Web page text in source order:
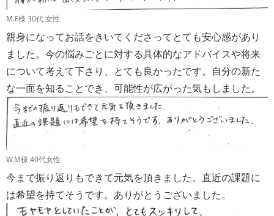
M.F様 30代 女性
親身になってお話をきいてくださってとても安心感があり
ました。今の悩みごとに対する具体的なアドバイスや将来
について考えて下さり、とても良かったです。自分の新た
な一面を知ることでき、可能性が広がった気もしました。
W.M様 40代女性
今まで振り返りもできて元気を頂きました。直近の課題に
は希望を持てそうです。ありがとうございました。